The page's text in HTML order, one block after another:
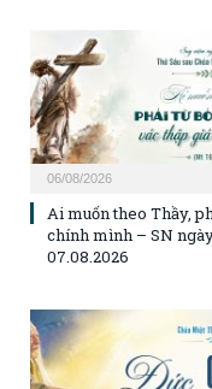
06/08/2026
Ai muốn theo Thầy,
chính mình – SN
07.08.2026